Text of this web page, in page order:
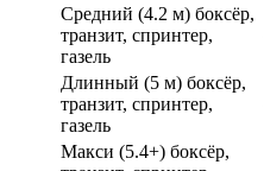
Средний (4.2 м) боксёр,
транзит, спринтер,
газель
Длинный (5 м) боксёр,
транзит, спринтер,
газель
Макси (5.4+) боксёр,